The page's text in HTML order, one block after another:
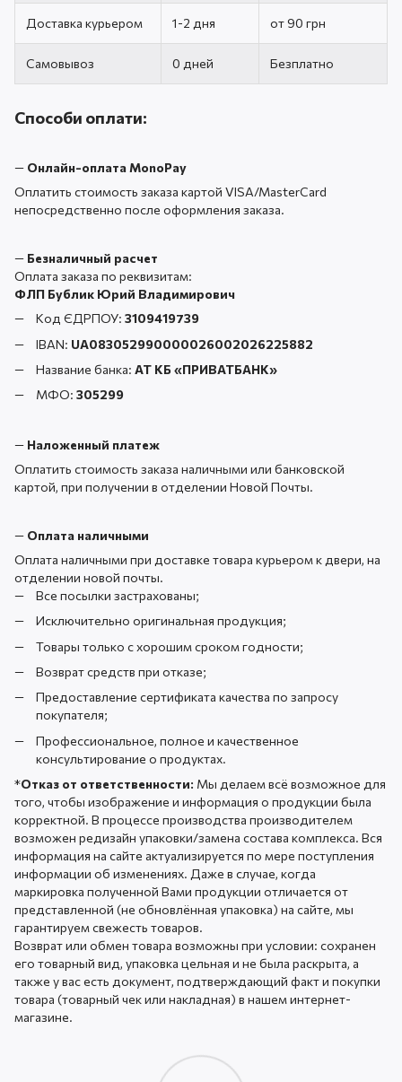
Доставка курьером 1-2 дня от 90 грн
Самовывоз 0 дней Безплатно
Способи оплати:
— Онлайн-оплата MonoPay
Оплатить стоимость заказа картой VISA/MasterCard
непосредственно после оформления заказа.
— Безналичный расчет
Оплата заказа по реквизитам:
ФЛП Бублик Юрий Владимирович
Код ЄДРПОУ: 3109419739
IBAN: UA083052990000026002026225882
Название банка: АТ КБ «ПРИВАТБАНК»
МФО: 305299
— Наложенный платеж
Оплатить стоимость заказа наличными или банковской
картой, при получении в отделении Новой Почты.
— Оплата наличными
Оплата наличными при доставке товара курьером к двери, на
отделении новой почты.
Все посылки застрахованы;
Исключительно оригинальная продукция;
Товары только с хорошим сроком годности;
Возврат средств при отказе;
Предоставление сертификата качества по запросу
покупателя;
Профессиональное, полное и качественное
консультирование о продуктах.
*Отказ от ответственности: Мы делаем всё возможное для
того, чтобы изображение и информация о продукции была
корректной. В процессе производства производителем
возможен редизайн упаковки/замена состава комплекса. Вся
информация на сайте актуализируется по мере поступления
информации об изменениях. Даже в случае, когда
маркировка полученной Вами продукции отличается от
представленной (не обновлённая упаковка) на сайте, мы
гарантируем свежесть товаров.
Возврат или обмен товара возможны при условии: сохранен
его товарный вид, упаковка цельная и не была раскрыта, а
также у вас есть документ, подтверждающий факт и покупки
товара (товарный чек или накладная) в нашем интернет-
магазине.